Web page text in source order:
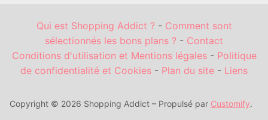
Qui est Shopping Addict ?- Comment sont
sélectionnés les bons plans ? - Contact
Conditions d'utilisation et Mentions légales- Politique
de confidentialité et Cookies - Plan du site - Liens
Copyright © 2026 Shopping Addict – Propulsé par Customify.